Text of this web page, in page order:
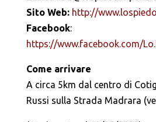
Sito Web: http://
Facebook:
https://www.facebook.com/
Come arrivare
A circa 5km dal centro di
Russi sulla Strada Madrara